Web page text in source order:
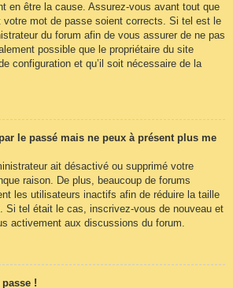
en être la cause. Assurez-vous avant tout que
votre mot de passe soient corrects. Si tel est le
du forum afin de vous assurer de ne pas
possible que le propriétaire du site
configuration et qu’il soit nécessaire de la
le passé mais ne peux à présent plus me
ait désactivé ou supprimé votre
raison. De plus, beaucoup de forums
les utilisateurs inactifs afin de réduire la taille
Si tel était le cas, inscrivez-vous de nouveau et
activement aux discussions du forum.
!